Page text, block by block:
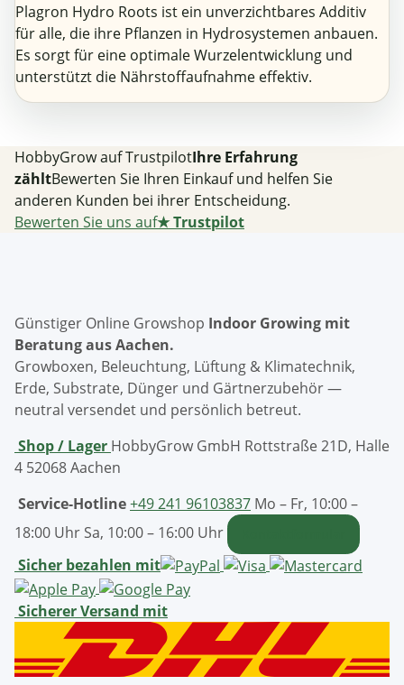
Plagron Hydro Roots ist ein unverzichtbares Additiv
für alle, die ihre Pflanzen in Hydrosystemen anbauen.
Es sorgt für eine optimale Wurzelentwicklung und
unterstützt die Nährstoffaufnahme effektiv.
HobbyGrow auf TrustpilotIhre Erfahrung
zähltBewerten Sie Ihren Einkauf und helfen Sie
anderen Kunden bei ihrer Entscheidung.
Bewerten Sie uns auf★Trustpilot
Günstiger Online Growshop Indoor Growing mit
Beratung aus Aachen.
Growboxen, Beleuchtung, Lüftung & Klimatechnik,
Erde, Substrate, Dünger und Gärtnerzubehör —
neutral versendet und persönlich betreut.
Shop / Lager HobbyGrow GmbH Rottstraße 21D, Halle
4 52068 Aachen
Service-Hotline+49 241 96103837 Mo – Fr, 10:00 –
18:00 Uhr Sa, 10:00 – 16:00 Uhr
Sicher bezahlen mit
Sicherer Versand mit